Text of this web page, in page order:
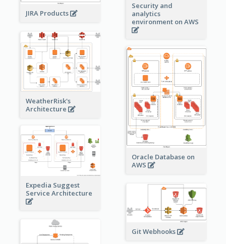
Security and
analytics
environment on AWS
JIRA Products
WeatherRisk's
Architecture
Oracle Database on
AWS
Expedia Suggest
Service Architecture
Git Webhooks